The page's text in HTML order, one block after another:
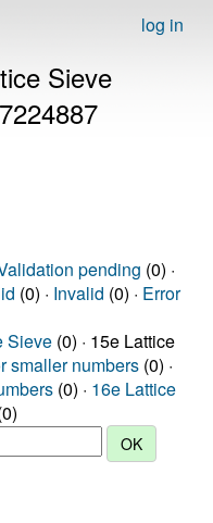
log in
Sieve
pending (0) ·
(0) · Invalid (0) · Error
Sieve (0) · 15e Lattice
smaller numbers (0) ·
(0) · 16e Lattice